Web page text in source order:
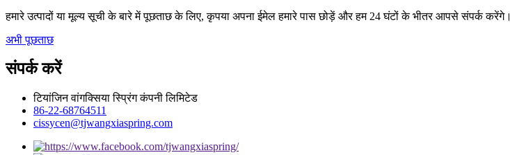
हमारे उत्पादों या मूल्य सूची के बारे में पूछताछ के लिए, कृपया अपना ईमेल हमारे पास छोड़ें और हम 24 घंटों के भीतर आपसे संपर्क करेंगे।
अभी पूछताछ
संपर्क करें
टियांजिन वांगक्सिया स्प्रिंग कंपनी लिमिटेड
86-22-68764511
cissycen@tjwangxiaspring.com